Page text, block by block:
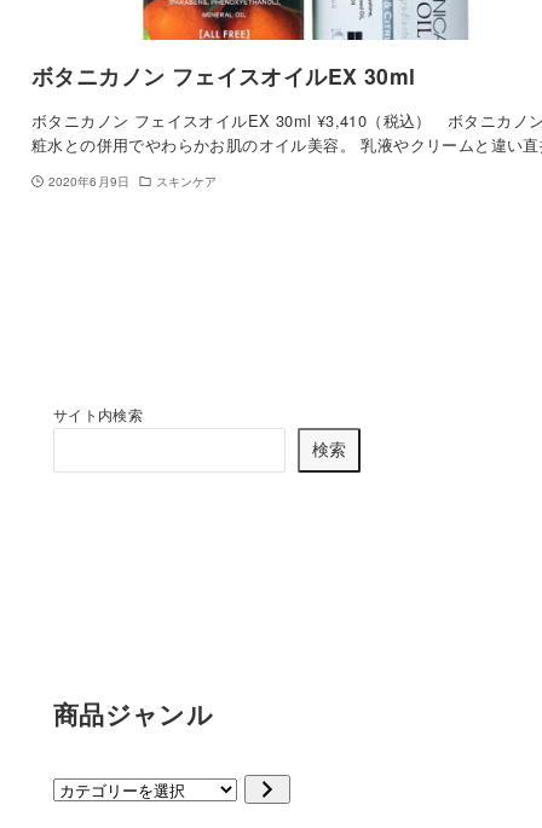
ボタニカノン フェイスオイルEX 30ml
ボタニカノン フェイスオイルEX 30ml ¥3,410（税込） ボタニカノ
粧水との併用でやわらかお肌のオイル美容。 乳液やクリームと違い
2020年6月9日 スキンケア
サイト内検索
検索
商品ジャンル
カ